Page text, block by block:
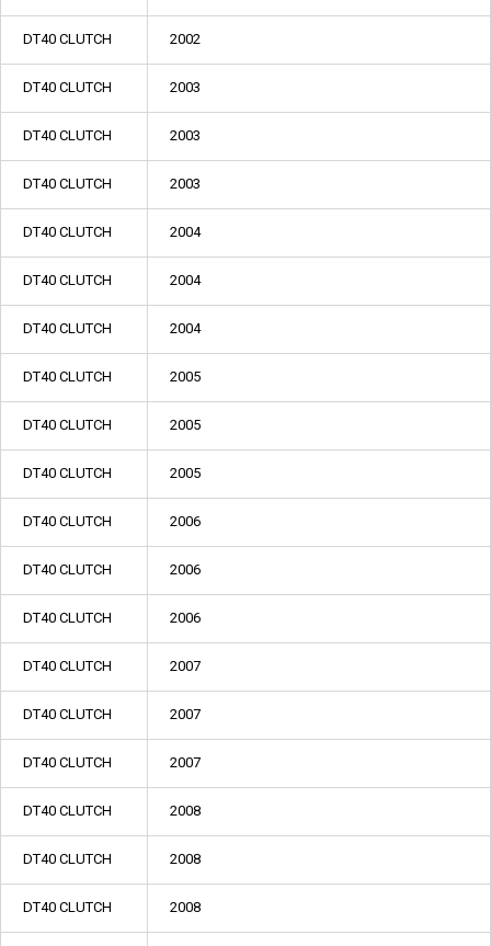
DT40 CLUTCH 2002
DT40 CLUTCH 2003
DT40 CLUTCH 2003
DT40 CLUTCH 2003
DT40 CLUTCH 2004
DT40 CLUTCH 2004
DT40 CLUTCH 2004
DT40 CLUTCH 2005
DT40 CLUTCH 2005
DT40 CLUTCH 2005
DT40 CLUTCH 2006
DT40 CLUTCH 2006
DT40 CLUTCH 2006
DT40 CLUTCH 2007
DT40 CLUTCH 2007
DT40 CLUTCH 2007
DT40 CLUTCH 2008
DT40 CLUTCH 2008
DT40 CLUTCH 2008